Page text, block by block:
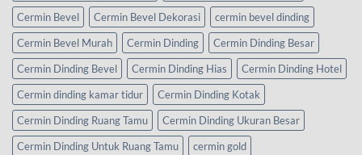
Cermin Bevel
Cermin Bevel Dekorasi
cermin bevel dinding
Cermin Bevel Murah
Cermin Dinding
Cermin Dinding Besar
Cermin Dinding Bevel
Cermin Dinding Hias
Cermin Dinding Hotel
Cermin dinding kamar tidur
Cermin Dinding Kotak
Cermin Dinding Ruang Tamu
Cermin Dinding Ukuran Besar
Cermin Dinding Untuk Ruang Tamu
cermin gold